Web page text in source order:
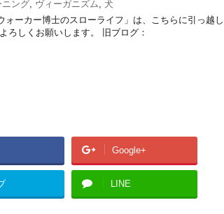
ニング ヴィーガニズム
犬
ォーカー博士のスローライフ」は、こちらに引っ越し
ろしくお願いします。 旧ブログ：
Google+
LINE